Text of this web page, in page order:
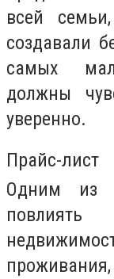
всей
создавали
самых
должны
уверенно.
Прайс-лист
Одним из